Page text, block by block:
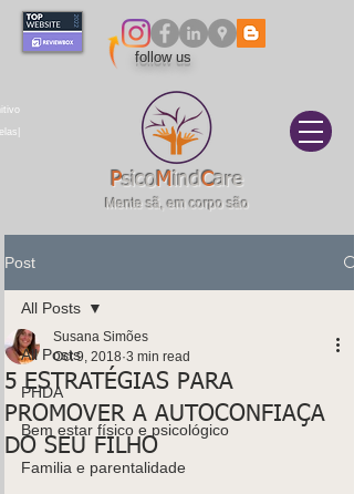
PsicoMindCare
Mente sã, em corpo são
follow us
Post
All Posts
PHDA
Bem estar físico e psicológico
Familia e parentalidade
All Posts
5 ESTRATÉGIAS PARA
PROMOVER A AUTOCONFIAÇA
DO SEU FILHO
Susana Simões
Oct 9, 2018 3 min read